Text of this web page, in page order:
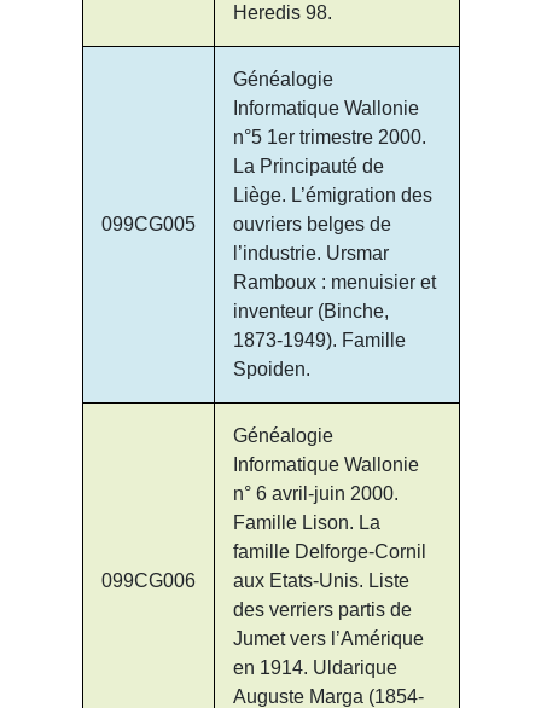
Heredis 98.
099CG005
Généalogie
Informatique Wallonie
n°5 1er trimestre 2000.
La Principauté de
Liège. L’émigration des
ouvriers belges de
l’industrie. Ursmar
Ramboux : menuisier et
inventeur (Binche,
1873-1949). Famille
Spoiden.
099CG006
Généalogie
Informatique Wallonie
n° 6 avril-juin 2000.
Famille Lison. La
famille Delforge-Cornil
aux Etats-Unis. Liste
des verriers partis de
Jumet vers l’Amérique
en 1914. Uldarique
Auguste Marga (1854-